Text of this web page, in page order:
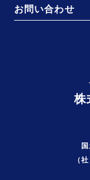
お問い合わせ
株
（